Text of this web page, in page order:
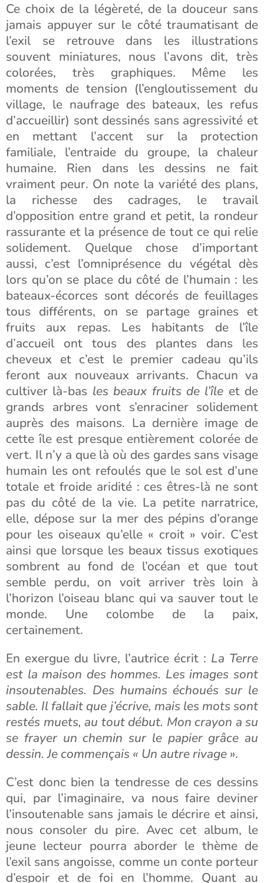
Ce choix de la légèreté, de la douceur sans
jamais appuyer sur le côté traumatisant de
l’exil se retrouve dans les illustrations
souvent miniatures, nous l’avons dit, très
colorées, très graphiques. Même les
moments de tension (l’engloutissement du
village, le naufrage des bateaux, les refus
d’accueillir) sont dessinés sans agressivité et
en mettant l’accent sur la protection
familiale, l’entraide du groupe, la chaleur
humaine. Rien dans les dessins ne fait
vraiment peur. On note la variété des plans,
la richesse des cadrages, le travail
d’opposition entre grand et petit, la rondeur
rassurante et la présence de tout ce qui relie
solidement. Quelque chose d’important
aussi, c’est l’omniprésence du végétal dès
lors qu’on se place du côté de l’humain : les
bateaux-écorces sont décorés de feuillages
tous différents, on se partage graines et
fruits aux repas. Les habitants de l’île
d’accueil ont tous des plantes dans les
cheveux et c’est le premier cadeau qu’ils
feront aux nouveaux arrivants. Chacun va
cultiver là-bas les beaux fruits de l’île et de
grands arbres vont s’enraciner solidement
auprès des maisons. La dernière image de
cette île est presque entièrement colorée de
vert. Il n’y a que là où des gardes sans visage
humain les ont refoulés que le sol est d’une
totale et froide aridité : ces êtres-là ne sont
pas du côté de la vie. La petite narratrice,
elle, dépose sur la mer des pépins d’orange
pour les oiseaux qu’elle « croit » voir. C’est
ainsi que lorsque les beaux tissus exotiques
sombrent au fond de l’océan et que tout
semble perdu, on voit arriver très loin à
l’horizon l’oiseau blanc qui va sauver tout le
monde. Une colombe de la paix,
certainement.
En exergue du livre, l’autrice écrit : La Terre
est la maison des hommes. Les images sont
insoutenables. Des humains échoués sur le
sable. Il fallait que j’écrive, mais les mots sont
restés muets, au tout début. Mon crayon a su
se frayer un chemin sur le papier grâce au
dessin. Je commençais « Un autre rivage ».
C’est donc bien la tendresse de ces dessins
qui, par l’imaginaire, va nous faire deviner
l’insoutenable sans jamais le décrire et ainsi,
nous consoler du pire. Avec cet album, le
jeune lecteur pourra aborder le thème de
l’exil sans angoisse, comme un conte porteur
d’espoir et de foi en l’homme. Quant au